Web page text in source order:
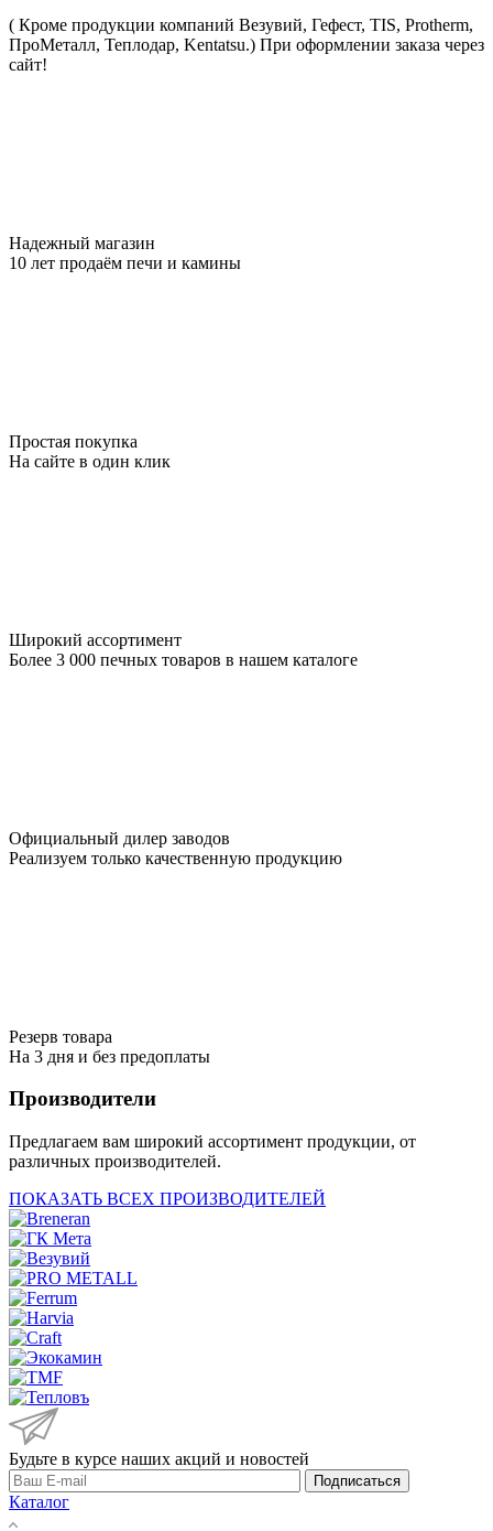
( Кроме продукции компаний Везувий, Гефест, TIS, Protherm,
ПроМеталл, Теплодар, Kentatsu.) При оформлении заказа через
сайт!
Надежный магазин
10 лет продаём печи и камины
Простая покупка
На сайте в один клик
Широкий ассортимент
Более 3 000 печных товаров в нашем каталоге
Официальный дилер заводов
Реализуем только качественную продукцию
Резерв товара
На 3 дня и без предоплаты
Производители
Предлагаем вам широкий ассортимент продукции, от
различных производителей.
ПОКАЗАТЬ ВСЕХ ПРОИЗВОДИТЕЛЕЙ
Будьте в курсе наших акций и новостей
Подписаться
Каталог